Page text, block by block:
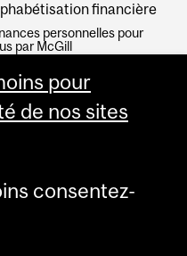
financière
personnelles pour
par McGill
pour
de nos sites
consentez-